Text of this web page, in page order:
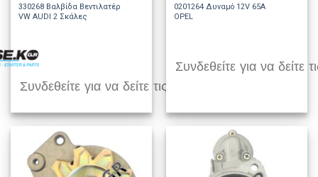
330268 Βαλβίδα Βεντιλατέρ
VW AUDI 2 Σκάλες
Συνδεθείτε για να δείτε τις τιμές
0201264 Δυναμό 12V 65A
OPEL
Συνδεθείτε για να δείτε